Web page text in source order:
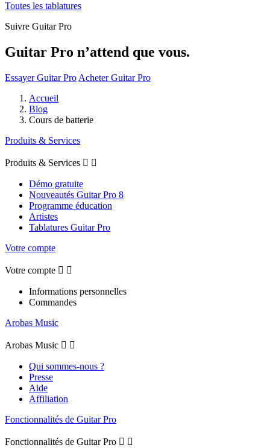
Toutes les tablatures
Suivre Guitar Pro
Guitar Pro n’attend que vous.
Essayer Guitar Pro Acheter Guitar Pro
Accueil
Blog
Cours de batterie
Produits & Services
Produits & Services  
Démo gratuite
Nouveautés Guitar Pro 8
Programme éducation
Artistes
Tablatures Guitar Pro
Votre compte
Votre compte  
Informations personnelles
Commandes
Arobas Music
Arobas Music  
Qui sommes-nous ?
Presse
Aide
Affiliation
Fonctionnalités de Guitar Pro
Fonctionnalités de Guitar Pro  